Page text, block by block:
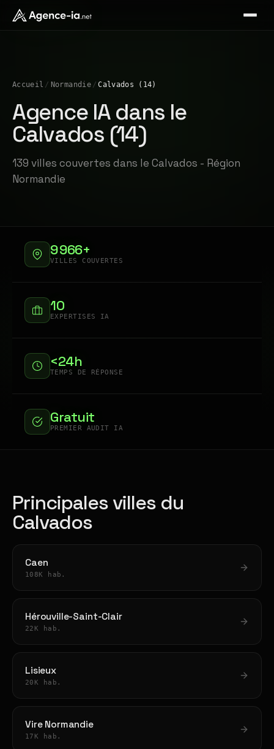
Accueil / Normandie / Calvados (14)
Agence IA dans le
Calvados (14)
139 villes couvertes dans le Calvados - Région
Normandie
9 966+
VILLES COUVERTES
10
EXPERTISES IA
<24h
TEMPS DE RÉPONSE
Gratuit
PREMIER AUDIT IA
Principales villes du
Calvados
Caen
108K hab.
Hérouville-Saint-Clair
22K hab.
Lisieux
20K hab.
Vire Normandie
17K hab.